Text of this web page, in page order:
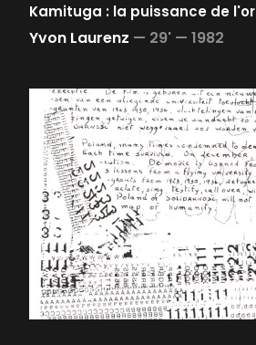
Kamituga : la puissance de l'or
Yvon Laurenz — 29' — 1982